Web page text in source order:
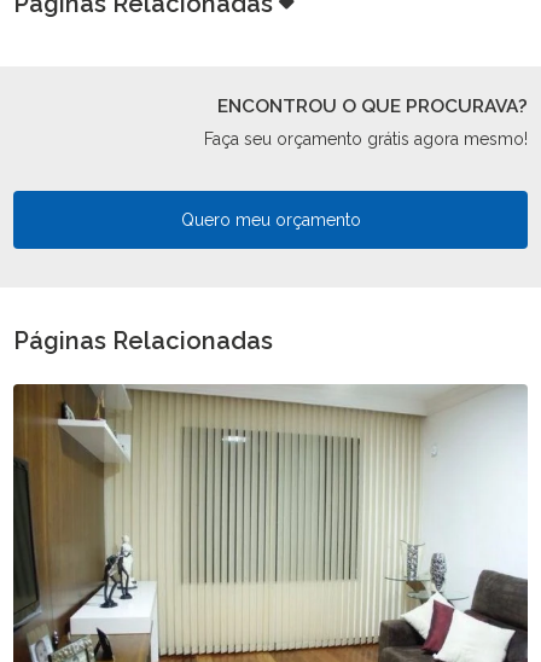
ENCONTROU O QUE PROCURAVA?
Faça seu orçamento grátis agora mesmo!
Quero meu orçamento
Páginas Relacionadas